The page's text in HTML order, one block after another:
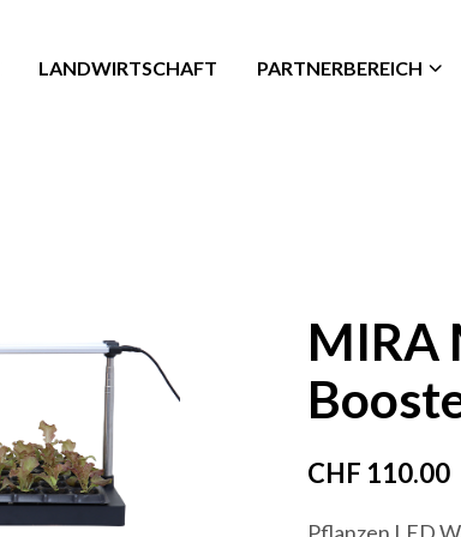
LANDWIRTSCHAFT PARTNERBEREICH
MIRA
CHF 110.00